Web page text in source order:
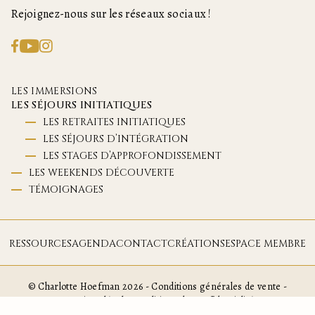
Rejoignez-nous sur les réseaux sociaux !
LES IMMERSIONS
LES SÉJOURS INITIATIQUES
LES RETRAITES INITIATIQUES
LES SÉJOURS D’INTÉGRATION
LES STAGES D’APPROFONDISSEMENT
LES WEEKENDS DÉCOUVERTE
TÉMOIGNAGES
RESSOURCESAGENDACONTACTCRÉATIONSESPACE MEMBRE
© Charlotte Hoefman 2026 -Conditions générales de vente -
Mentions légales-Politique de confidentialité